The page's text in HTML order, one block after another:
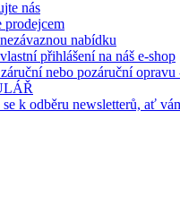
nás
prodejcem
nabídku
přihlášení na náš e-shop
nebo pozáruční
se k odběru newsletterů, ať